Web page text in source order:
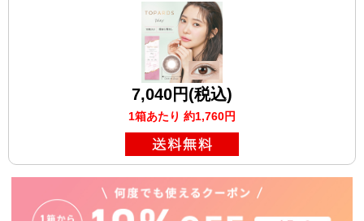
7,040円(税込)
1箱あたり 約1,760円